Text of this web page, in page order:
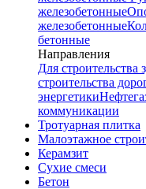
железобетонные
железобетонные
бетонные
Направления
Для
строительства
энергетики
коммуникации
Тротуарная плитка
Малоэтажное
Керамзит
Сухие смеси
Бетон